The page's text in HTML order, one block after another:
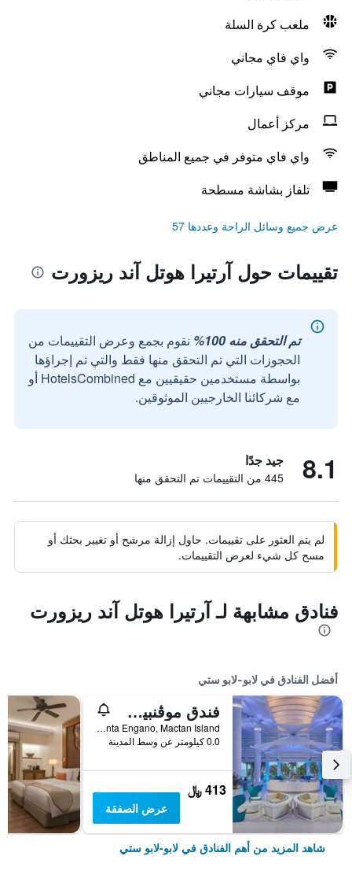
ملعب كرة السلة
واي فاي مجاني
موقف سيارات مجاني
مركز أعمال
واي فاي متوفر في جميع المناطق
تلفاز بشاشة مسطحة
عرض جميع وسائل الراحة وعددها 57
تقييمات حول آرتيرا هوتل آند ريزورت
تم التحقق منه 100%
نقوم بجمع وعرض التقييمات من
الحجوزات التي تم التحقق منها فقط والتي تم إجراؤها
بواسطة مستخدمين حقيقيين مع HotelsCombined أو
مع شركائنا الخارجيين الموثوقين.
8.1 جيد جدًا
445 من التقييمات تم التحقق منها
لم يتم العثور على تقييمات. حاول إزالة مرشح أو تغيير بحثك أو
مسح كل شيء لعرض التقييمات.
فنادق مشابهة لـ آرتيرا هوتل آند ريزورت
أفضل الفنادق في لابو-لابو ستي
فندق موڤنبيك جزيرة ماكتان - سيبو
Punta Engano, Mactan Island, لابو-لابو ستي, الفلبين
0.0 كيلومتر عن وسط المدينة
413 ﷼
عرض الصفقة
شاهد المزيد من أهم الفنادق في لابو-لابو ستي